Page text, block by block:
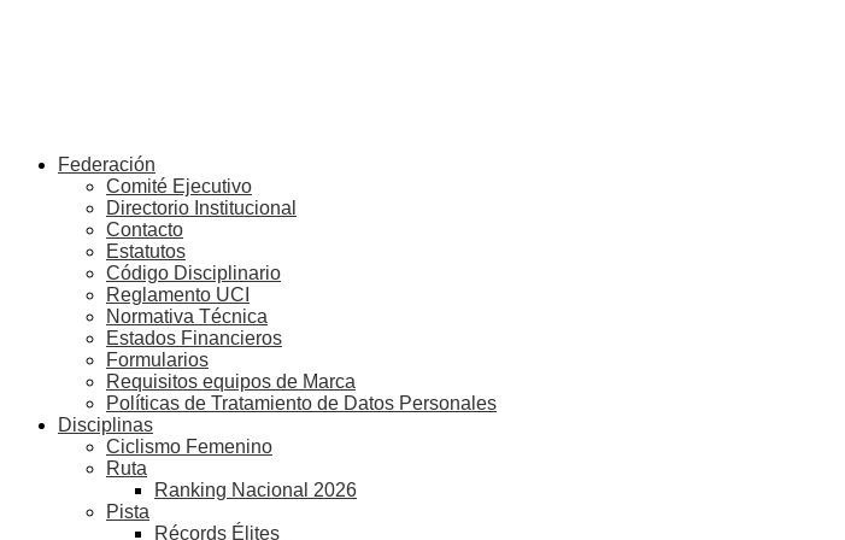
Federación
Comité Ejecutivo
Directorio Institucional
Contacto
Estatutos
Código Disciplinario
Reglamento UCI
Normativa Técnica
Estados Financieros
Formularios
Requisitos equipos de Marca
Políticas de Tratamiento de Datos Personales
Disciplinas
Ciclismo Femenino
Ruta
Ranking Nacional 2026
Pista
Récords Élites